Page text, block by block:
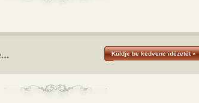
Küldje be kedvenc idézetét »